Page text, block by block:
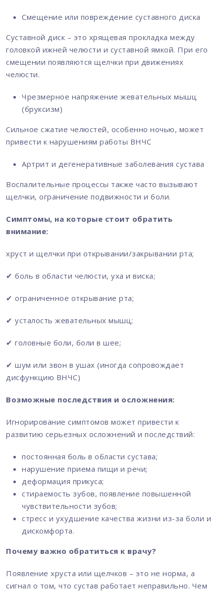
Смещение или повреждение суставного диска
Суставной диск – это хрящевая прокладка между
головкой ижней челюсти и суставной ямкой. При его
смещении появляются щелчки при движениях
челюсти.
Чрезмерное напряжение жевательных мышц
(бруксизм)
Сильное сжатие челюстей, особенно ночью, может
привести к нарушениям работы ВНЧС
Артрит и дегенеративные заболевания сустава
Воспалительные процессы также часто вызывают
щелчки, ограничение подвижности и боли.
Симптомы, на которые стоит обратить
внимание:
хруст и щелчки при открывании/закрывании рта;
✔ боль в области челюсти, уха и виска;
✔ ограниченное открывание рта;
✔ усталость жевательных мышц;
✔ головные боли, боли в шее;
✔ шум или звон в ушах (иногда сопровождает
дисфункцию ВНЧС)
Возможные последствия и осложнения:
Игнорирование симптомов может привести к
развитию серьезных осложнений и последствий:
постоянная боль в области сустава;
нарушение приема пищи и речи;
деформация прикуса;
стираемость зубов, появление повышенной
чувствительности зубов;
стресс и ухудшение качества жизни из-за боли и
дискомфорта.
Почему важно обратиться к врачу?
Появление хруста или щелчков – это не норма, а
сигнал о том, что сустав работает неправильно. Чем